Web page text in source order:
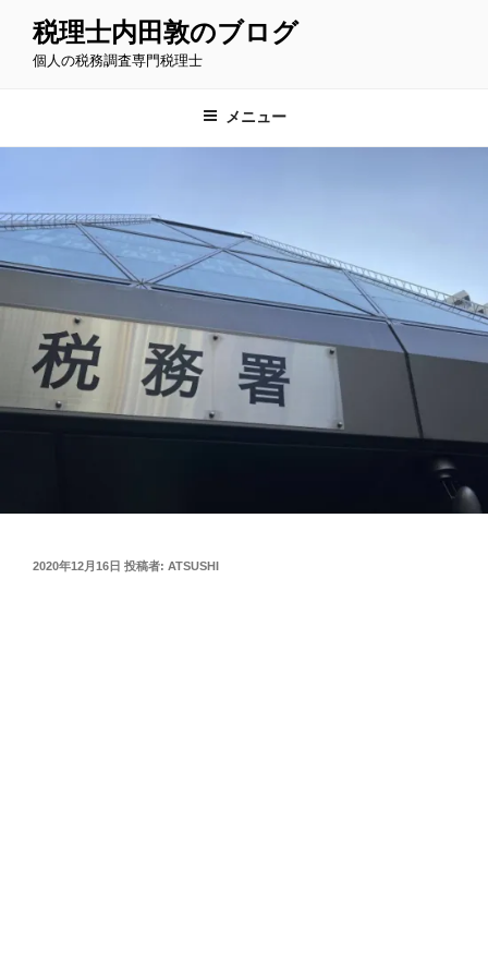
ッ
税理士内田敦のブログ
個人の税務調査専門税理士
メニュー
投
2020年12月16日 投稿者: ATSUSHI